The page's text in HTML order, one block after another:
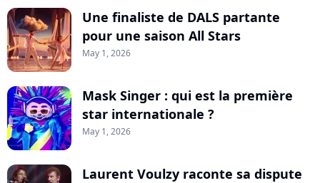
Une finaliste de DALS partante
pour une saison All Stars
May 1, 2026
Mask Singer : qui est la première
star internationale ?
May 1, 2026
Laurent Voulzy raconte sa dispute